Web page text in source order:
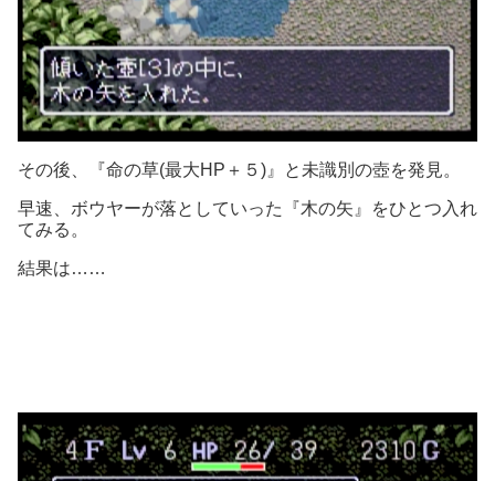
その後、『命の草(最大HP＋５)』と未識別の壺を発見。
早速、ボウヤーが落としていった『木の矢』をひとつ入れ
てみる。
結果は……